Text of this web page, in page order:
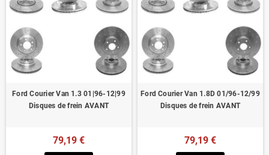
Ford Courier Van 1.3 01|96-12|99
Disques de frein AVANT
79,19 €
Ford Courier Van 1.8D 01/96-12/99
Disques de frein AVANT
79,19 €